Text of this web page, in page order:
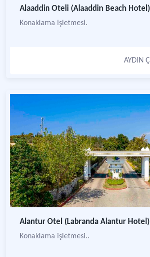
Alaaddin Oteli (Alaaddin Beach Hotel)
Konaklama işletmesi.
AYDIN
Alantur Otel (Labranda Alantur Hotel)
Konaklama işletmesi..